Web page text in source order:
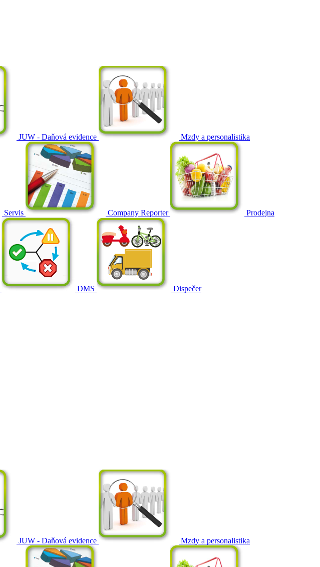
JUW - Daňová evidence Mzdy a personalistika
Servis Company Reporter Prodejna
DMS
Dispečer
JUW - Daňová evidence Mzdy a personalistika